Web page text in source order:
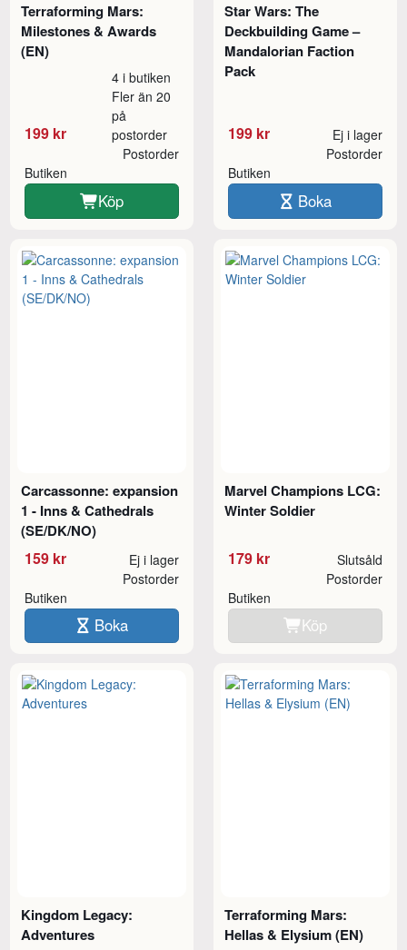
Terraforming Mars:
Milestones & Awards
(EN)
199 kr
4 i butiken
Fler än 20
på
postorder
Butiken
Postorder
Köp
Star Wars: The
Deckbuilding Game –
Mandalorian Faction
Pack
199 kr Ej i lager
Butiken
Postorder
Boka
Carcassonne: expansion
1 - Inns & Cathedrals
(SE/DK/NO)
159 kr Ej i lager
Butiken
Postorder
Boka
Marvel Champions LCG:
Winter Soldier
179 kr Slutsåld
Butiken
Postorder
Köp
Kingdom Legacy:
Adventures
Terraforming Mars:
Hellas & Elysium (EN)